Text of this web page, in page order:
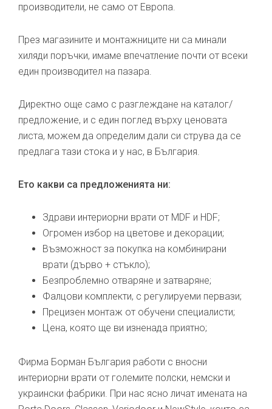
производители, не само от Европа.
През магазините и монтажниците ни са минали
хиляди поръчки, имаме впечатление почти от всеки
един производител на пазара.
Директно още само с разглеждане на каталог/
предложение, и с един поглед върху ценовата
листа, можем да определим дали си струва да се
предлага тази стока и у нас, в България.
Ето какви са предложенията ни:
Здрави интериорни врати от MDF и HDF;
Огромен избор на цветове и декорации;
Възможност за покупка на комбинирани
врати (дърво + стъкло);
Безпроблемно отваряне и затваряне;
Фалцови комплекти, с регулируеми первази;
Прецизен монтаж от обучени специалисти;
Цена, която ще ви изненада приятно;
Фирма Борман България работи с вносни
интериорни врати от големите полски, немски и
украински фабрики. При нас ясно личат имената на